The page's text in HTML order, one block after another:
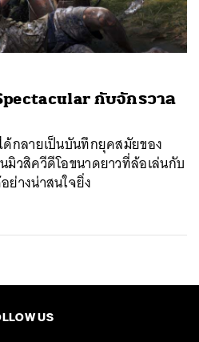
กับจักรวาล
ด้กลายเป็นบันทึกยุคสมัยของ
มิวสิควีดีโอขนาดยาวที่ล้อเล่นกับ
ย่างน่าสนใจยิ่ง
US
LINE EMAIL